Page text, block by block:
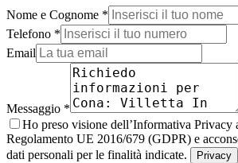
Nome e Cognome *
Telefono *
Email
Messaggio *
Ho preso visione dell’Informativa Privacy
Regolamento UE 2016/679 (GDPR) e
dati personali per le finalità indicate.
Privacy